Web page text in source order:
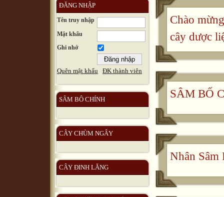
ĐĂNG NHẬP
Tên truy nhập
Mật khẩu
Ghi nhớ
Quên mật khẩu ĐK thành viên
SÂM BÔ CHÍNH
CÂY CHÙM NGÂY
CÂY ĐINH LĂNG
Chào
cây dược
SÂM BỐ
Nhân Sâm